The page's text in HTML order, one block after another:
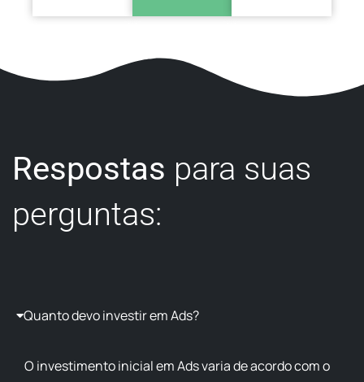
Respostas para suas
perguntas:
Quanto devo investir em Ads?
O investimento inicial em Ads varia de acordo com o